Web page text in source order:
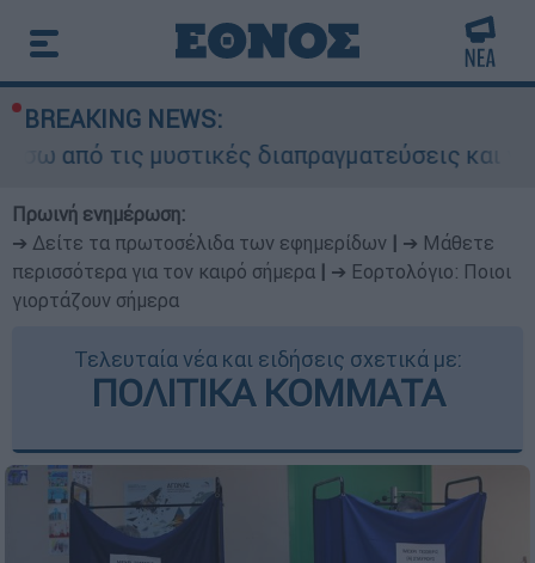
BREAKING NEWS:
διαπραγματεύσεις και γιατί
Πρωινή ενημέρωση:
➔ Δείτε τα πρωτοσέλιδα των εφημερίδων
➔ Μάθετε
περισσότερα για τον καιρό σήμερα
➔ Εορτολόγιο: Ποιοι
γιορτάζουν σήμερα
Τελευταία νέα και ειδήσεις σχετικά με:
ΠΟΛΙΤΙΚΑ ΚΟΜΜΑΤΑ